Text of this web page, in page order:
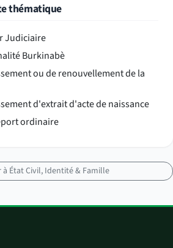
thématique
Judiciaire
Burkinabè
ou de renouvellement de la
d'extrait d'acte de naissance
ordinaire
à État Civil, Identité & Famille